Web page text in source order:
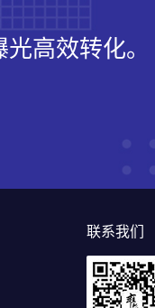
高效转化。
联系我们